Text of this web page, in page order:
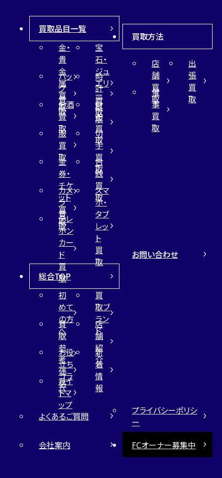
買取品目一覧
金・
貴
金
属
買
取
宝
石・
ジュ
エリ
ー
買
取
バッ
グ
買
取
時
計
買
取
お酒
買
取
財
布
買
取
服
買
取
切
手
買
取
金
券・
チケ
ット
買
取
古
銭
買
取
カメ
ラ
買
取
スマ
ホ・
タブ
レッ
ト
買
取
テレ
ホン
カー
ド
買
取
買取方法
店
舗
買
取
出
張
買
取
催
事
買
取
総合TOP
初
めて
の方
へ
買
取ブ
ラン
ド
買
取
参
考
価
格
店
舗
紹
介
お役
立ち
コラ
ム
新
着
情
報
サイ
トマ
ップ
お問い合わせ
よくあるご質問
プライバシーポリシ
ー
会社案内
FCオーナー募集中